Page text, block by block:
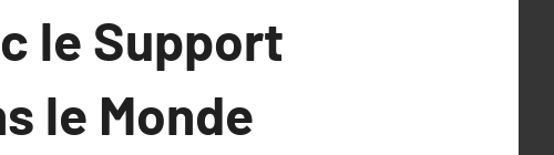
le Support
le Monde